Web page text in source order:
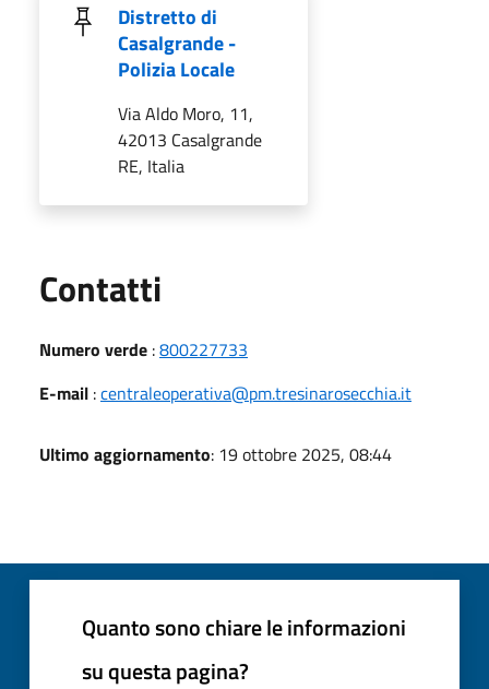
Distretto di
Casalgrande -
Polizia Locale
Via Aldo Moro, 11,
42013 Casalgrande
RE, Italia
Contatti
Numero verde :800227733
E-mail :centraleoperativa@pm.tresinarosecchia.it
Ultimo aggiornamento: 19 ottobre 2025, 08:44
Quanto sono chiare le informazioni
su questa pagina?